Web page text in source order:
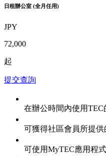
日租辦公室 (全月任用)
JPY
72,000
起
提交查詢
在辦公時間內使用
可獲得社區會員所提
可使用MyTEC應用程